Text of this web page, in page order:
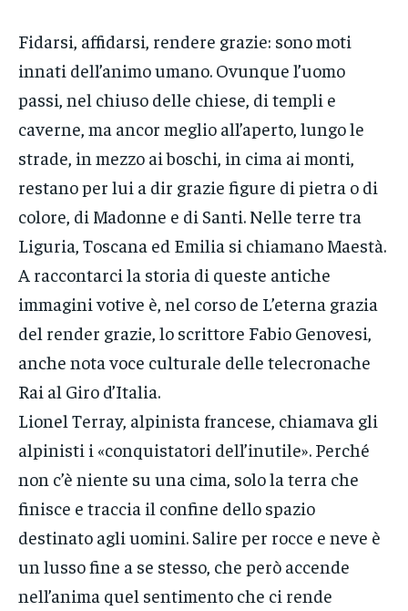
Fidarsi, affidarsi, rendere grazie: sono moti
innati dell’animo umano. Ovunque l’uomo
passi, nel chiuso delle chiese, di templi e
caverne, ma ancor meglio all’aperto, lungo le
strade, in mezzo ai boschi, in cima ai monti,
restano per lui a dir grazie figure di pietra o di
colore, di Madonne e di Santi. Nelle terre tra
Liguria, Toscana ed Emilia si chiamano Maestà.
A raccontarci la storia di queste antiche
immagini votive è, nel corso de L’eterna grazia
del render grazie, lo scrittore Fabio Genovesi,
anche nota voce culturale delle telecronache
Rai al Giro d’Italia.
Lionel Terray, alpinista francese, chiamava gli
alpinisti i «conquistatori dell’inutile». Perché
non c’è niente su una cima, solo la terra che
finisce e traccia il confine dello spazio
destinato agli uomini. Salire per rocce e neve è
un lusso fine a se stesso, che però accende
nell’anima quel sentimento che ci rende